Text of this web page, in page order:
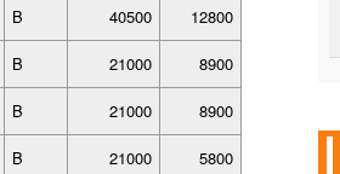
B 40500 12800
B 21000 8900
B 21000 8900
B 21000 5800